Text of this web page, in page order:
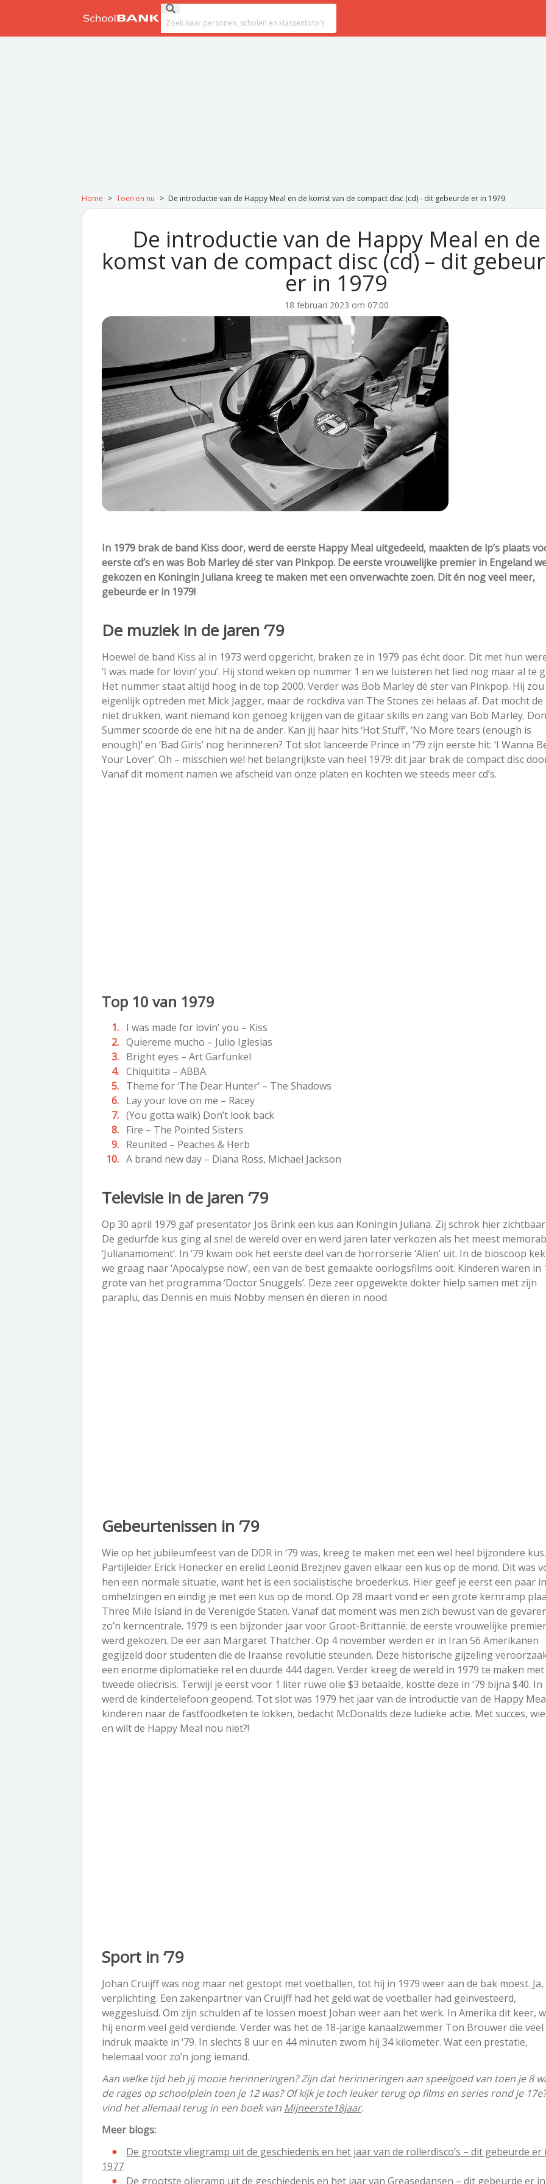
Submit search
Search field
Home > Toen en nu > De introductie van de Happy Meal en de komst van de compact disc (cd) - dit gebeurde er in 1979
De introductie van de Happy Meal en de
komst van de compact disc (cd) – dit
er in 1979
18 februari 2023 om 07:00
In 1979 brak de band Kiss door, werd de eerste Happy Meal uitgedeeld, maakten de lp’s plaats
eerste cd’s en was Bob Marley dé ster van Pinkpop. De eerste vrouwelijke premier in Engeland
gekozen en Koningin Juliana kreeg te maken met een onverwachte zoen. Dit én nog veel meer,
gebeurde er in 1979!
De muziek in de jaren ‘79
Hoewel de band Kiss al in 1973 werd opgericht, braken ze in 1979 pas écht door. Dit met hun
‘I was made for lovin’ you’. Hij stond weken op nummer 1 en we luisteren het lied nog maar al te
Het nummer staat altijd hoog in de top 2000. Verder was Bob Marley dé ster van Pinkpop. Hij zou
eigenlijk optreden met Mick Jagger, maar de rockdiva van The Stones zei helaas af. Dat mocht
niet drukken, want niemand kon genoeg krijgen van de gitaar skills en zang van Bob Marley.
Summer scoorde de ene hit na de ander. Kan jij haar hits ‘Hot Stuff’, ‘No More tears (enough is
enough)’ en ‘Bad Girls’ nog herinneren? Tot slot lanceerde Prince in ‘79 zijn eerste hit: ‘I Wanna
Your Lover’. Oh – misschien wel het belangrijkste van heel 1979: dit jaar brak de compact disc
Vanaf dit moment namen we afscheid van onze platen en kochten we steeds meer cd’s.
Top 10 van 1979
I was made for lovin’ you – Kiss
Quiereme mucho – Julio Iglesias
Bright eyes – Art Garfunkel
Chiquitita – ABBA
Theme for ‘The Dear Hunter’ – The Shadows
Lay your love on me – Racey
(You gotta walk) Don’t look back
Fire – The Pointed Sisters
Reunited – Peaches & Herb
A brand new day – Diana Ross, Michael Jackson
Televisie in de jaren ‘79
Op 30 april 1979 gaf presentator Jos Brink een kus aan Koningin Juliana. Zij schrok hier zichtbaar
De gedurfde kus ging al snel de wereld over en werd jaren later verkozen als het meest
‘Julianamoment’. In ‘79 kwam ook het eerste deel van de horrorserie ‘Alien’ uit. In de bioscoop
we graag naar ‘Apocalypse now’, een van de best gemaakte oorlogsfilms ooit. Kinderen waren in
grote van het programma ‘Doctor Snuggels’. Deze zeer opgewekte dokter hielp samen met zijn
paraplu, das Dennis en muis Nobby mensen én dieren in nood.
Gebeurtenissen in ‘79
Wie op het jubileumfeest van de DDR in ‘79 was, kreeg te maken met een wel heel bijzondere kus.
Partijleider Erick Honecker en erelid Leonid Brezjnev gaven elkaar een kus op de mond. Dit was
hen een normale situatie, want het is een socialistische broederkus. Hier geef je eerst een paar
omhelzingen en eindig je met een kus op de mond. Op 28 maart vond er een grote kernramp
Three Mile Island in de Verenigde Staten. Vanaf dat moment was men zich bewust van de
zo’n kerncentrale. 1979 is een bijzonder jaar voor Groot-Brittannië: de eerste vrouwelijke premier
werd gekozen. De eer aan Margaret Thatcher. Op 4 november werden er in Iran 56 Amerikanen
gegijzeld door studenten die de Iraanse revolutie steunden. Deze historische gijzeling
een enorme diplomatieke rel en duurde 444 dagen. Verder kreeg de wereld in 1979 te maken met
tweede oliecrisis. Terwijl je eerst voor 1 liter ruwe olie $3 betaalde, kostte deze in ‘79 bijna $40. In
werd de kindertelefoon geopend. Tot slot was 1979 het jaar van de introductie van de Happy
kinderen naar de fastfoodketen te lokken, bedacht McDonalds deze ludieke actie. Met succes,
en wilt de Happy Meal nou niet?!
Sport in ‘79
Johan Cruijff was nog maar net gestopt met voetballen, tot hij in 1979 weer aan de bak moest. Ja,
verplichting. Een zakenpartner van Cruijff had het geld wat de voetballer had geïnvesteerd,
weggesluisd. Om zijn schulden af te lossen moest Johan weer aan het werk. In Amerika dit keer,
hij enorm veel geld verdiende. Verder was het de 18-jarige kanaalzwemmer Ton Brouwer die veel
indruk maakte in ‘79. In slechts 8 uur en 44 minuten zwom hij 34 kilometer. Wat een prestatie,
helemaal voor zo’n jong iemand.
Aan welke tijd heb jij mooie herinneringen? Zijn dat herinneringen aan speelgoed van toen je 8
de rages op schoolplein toen je 12 was? Of kijk je toch leuker terug op films en series rond je 17e?
vind het allemaal terug in een boek van Mijneerste18jaar.
Meer blogs:
De grootste vliegramp uit de geschiedenis en het jaar van de rollerdisco’s – dit gebeurde er
1977
De grootste olieramp uit de geschiedenis en het jaar van Greasedansen – dit gebeurde er